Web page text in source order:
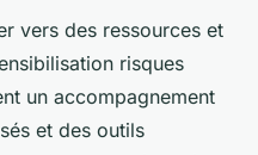
vers des ressources et
risques
un accompagnement
et des outils